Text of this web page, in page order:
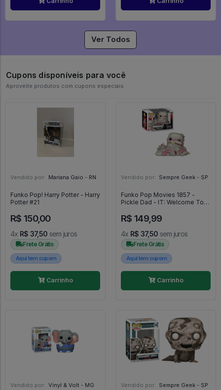
Ver Todos
Cupons disponíveis para você
Aproveite produtos com cupons especiais
Vendido por: Mariana Gaio - RN
Funko Pop! Harry Potter - Harry
Potter #21
R$ 150,00
4x R$ 37,50 sem juros
Frete Grátis
Aqui tem cupom
Carrinho
Vendido por: Sempre Geek - SP
Funko Pop Movies 1857 -
Pickle Dad - IT: Welcome To
R$ 149,99
4x R$ 37,50 sem juros
Frete Grátis
Aqui tem cupom
Carrinho
Vendido por: Vinyl & Volt - MG Vendido por: Sempre Geek - SP